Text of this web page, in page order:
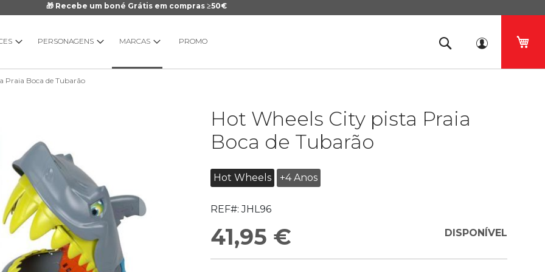
🎁 Recebe um boné Grátis em compras ≥50€
PERSONAGENS MARCAS PROMO
Praia Boca de Tubarão
Hot Wheels City pista Praia
Boca de Tubarão
Hot Wheels +4 Anos
REF#: JHL96
41,95 € DISPONÍVEL
Galeria
imagens